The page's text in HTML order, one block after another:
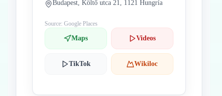
Budapest, Költő utca 21, 1121 Hungría
Source: Google Places
Maps Videos
TikTok Wikiloc